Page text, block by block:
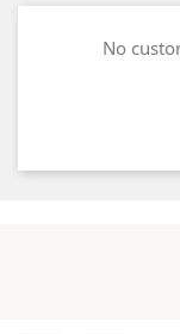
No